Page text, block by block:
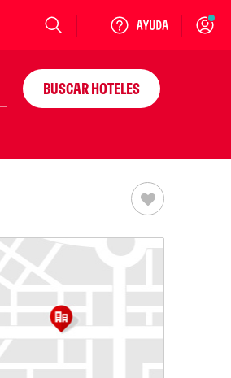
Login
BUSCAR HOTELES